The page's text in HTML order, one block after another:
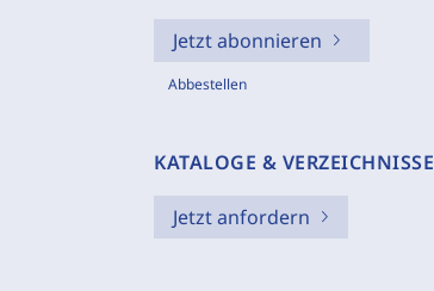
Jetzt abonnieren
Abbestellen
KATALOGE & VERZEICHNISSE
Jetzt anfordern